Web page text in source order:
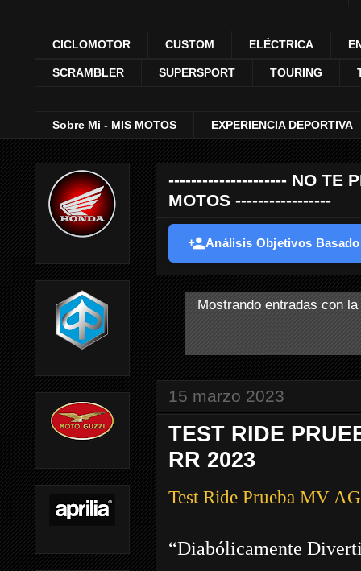
CICLOMOTOR CUSTOM ELÉCTRICA
SCRAMBLER SUPERSPORT TOURING
Sobre Mi - MIS MOTOS EXPERIENCIA DEPORTIVA
--------------------- NO TE
MOTOS -----------------
Análisis Objetivos
Mostrando entradas con
15 marzo 2023
TEST RIDE
RR 2023
Test Ride Prueba MV
“Diabólicamente